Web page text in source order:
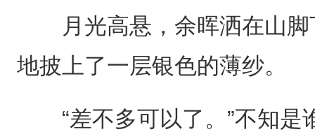
月光高悬，余晖洒在山脚
地披上了一层银色的薄纱。
“差不多可以了。”不知是